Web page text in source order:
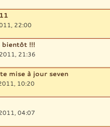
22:00
bientôt !!!
21:36
mise à jour seven
10:20
04:07